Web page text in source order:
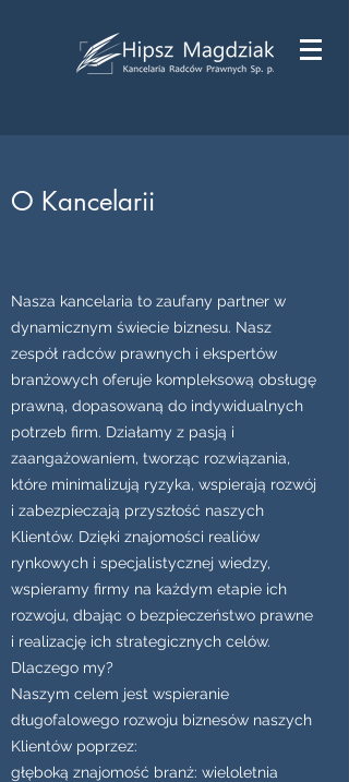
O Kancelarii
Nasza kancelaria to zaufany partner w
dynamicznym świecie biznesu. Nasz
zespół radców prawnych i ekspertów
branżowych oferuje kompleksową obsługę
prawną, dopasowaną do indywidualnych
potrzeb firm. Działamy z pasją i
zaangażowaniem, tworząc rozwiązania,
które minimalizują ryzyka, wspierają rozwój
i zabezpieczają przyszłość naszych
Klientów. Dzięki znajomości realiów
rynkowych i specjalistycznej wiedzy,
wspieramy firmy na każdym etapie ich
rozwoju, dbając o bezpieczeństwo prawne
i realizację ich strategicznych celów.
Dlaczego my?
Naszym celem jest wspieranie
długofalowego rozwoju biznesów naszych
Klientów poprzez:
głęboką znajomość branż: wieloletnia